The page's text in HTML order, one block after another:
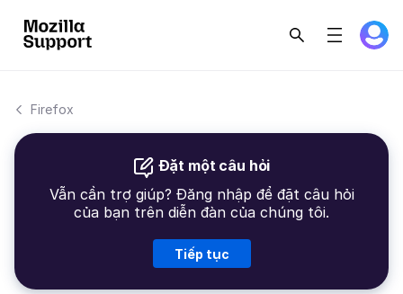
Firefox
Đặt một câu hỏi
Vẫn cần trợ giúp? Đăng nhập để đặt câu hỏi
của bạn trên diễn đàn của chúng tôi.
Tiếp tục